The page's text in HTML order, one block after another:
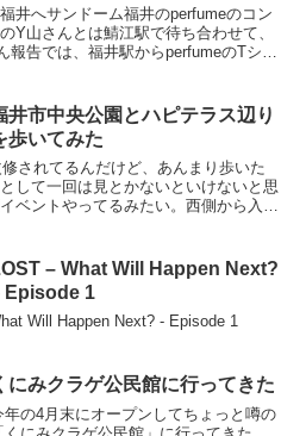
井へサンドーム福井のperfumeのコン
Y山さんとは鯖江駅で待ち合わせて、
告では、福井駅からperfumeのTシャ
井市中央公園とハピテラス辺り
歩いてみた
されてるんだけど、あんまり歩いた
して一回は見とかないといけないと思
ベントやってるみたい。西側から入る
– What Will Happen Next?
Episode 1
Will Happen Next? - Episode 1
にみクラゲ公民館に行ってきた
年の4月末にオープンしてちょっと噂の